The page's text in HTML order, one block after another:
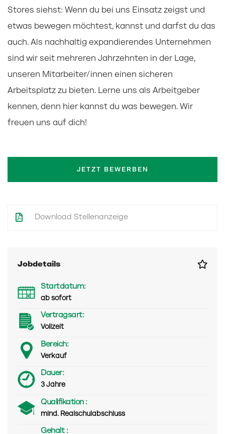
Stores siehst: Wenn du bei uns Einsatz zeigst und
etwas bewegen möchtest, kannst und darfst du das
auch. Als nachhaltig expandierendes Unternehmen
sind wir seit mehreren Jahrzehnten in der Lage,
unseren Mitarbeiter/innen einen sicheren
Arbeitsplatz zu bieten. Lerne uns als Arbeitgeber
kennen, denn hier kannst du was bewegen. Wir
freuen uns auf dich!
JETZT BEWERBEN
Download Stellenanzeige
Jobdetails
Startdatum:
ab sofort
Vertragsart:
Vollzeit
Bereich:
Verkauf
Dauer:
3 Jahre
Qualifikation :
mind. Realschulabschluss
Gehalt :